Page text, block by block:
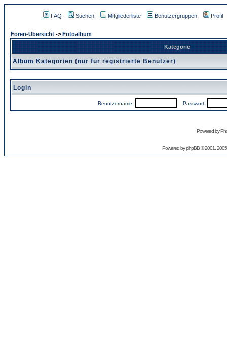
FAQ Suchen Mitgliederliste Benutzergruppen Profil
Foren-Übersicht -> Fotoalbum
Kategorie
Album Kategorien (nur für registrierte Benutzer)
Login
Benutzername: Passwort:
Powered by
Powered byphpBB© 2001,